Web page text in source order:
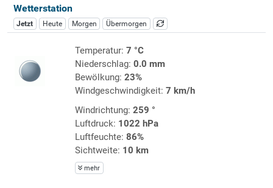
Wetterstation
Jetzt Heute Morgen Übermorgen
Temperatur: 7 °C
Niederschlag: 0.0 mm
Bewölkung: 23%
Windgeschwindigkeit: 7 km/h
Windrichtung: 259 °
Luftdruck: 1022 hPa
Luftfeuchte: 86%
Sichtweite: 10 km
mehr